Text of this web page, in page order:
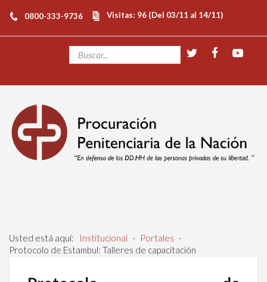
0800-333-9736 Visitas: 96 (Del 03/11 al 14/11)
Usted está aquí: Institucional - Portales -
Protocolo de Estambul: Talleres de capacitación